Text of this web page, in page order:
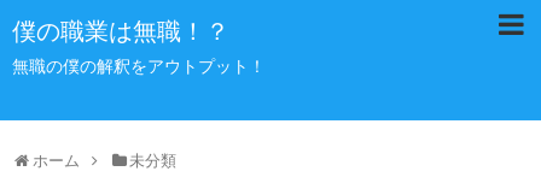
僕の職業は無職！？
無職の僕の解釈をアウトプット！
ホーム 未分類